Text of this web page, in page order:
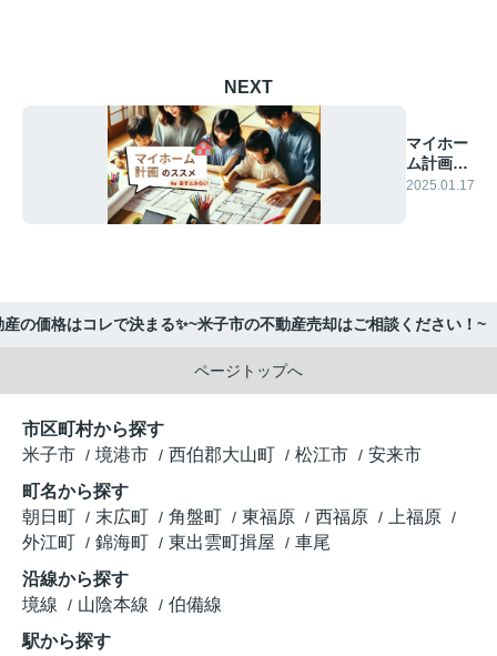
NEXT
マイホー
ム計画の
ススメ
2025.01.17
産の価格はコレで決まる✨~米子市の不動産売却はご相談ください！~
ページトップへ
市区町村から探す
米子市
境港市 西伯郡大山町 松江市
安来市
町名から探す
朝日町
末広町 角盤町 東福原 西福原
上福原
外江町
錦海町 東出雲町揖屋
車尾
沿線から探す
境線
山陰本線
伯備線
駅から探す